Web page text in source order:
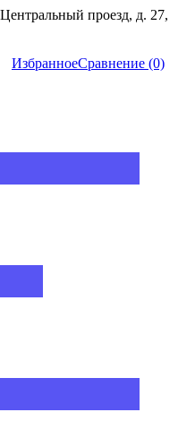
проезд, д. 27,
ИзбранноеСравнение (0)